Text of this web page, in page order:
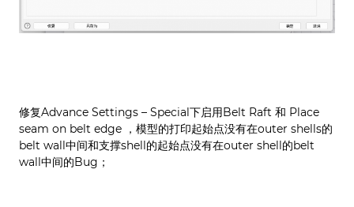
修复Advance Settings – Special下启用Belt Raft 和 Place
seam on belt edge ，模型的打印起始点没有在outer shells的
belt wall中间和支撑shell的起始点没有在outer shell的belt
wall中间的Bug；